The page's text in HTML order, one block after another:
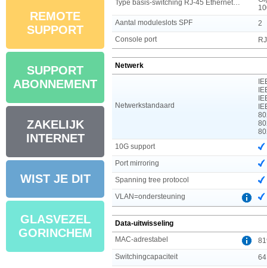
REMOTE
SUPPORT
SUPPORT
ABONNEMENT
ZAKELIJK
INTERNET
WIST JE DIT
GLASVEZEL
GORINCHEM
Aantal moduleslots SPF
2
Console port
Netwerk
Netwerkstandaard
10G support
Port mirroring
Spanning tree protocol
VLAN=ondersteuning
Data-uitwisseling
MAC-adrestabel
Switchingcapaciteit